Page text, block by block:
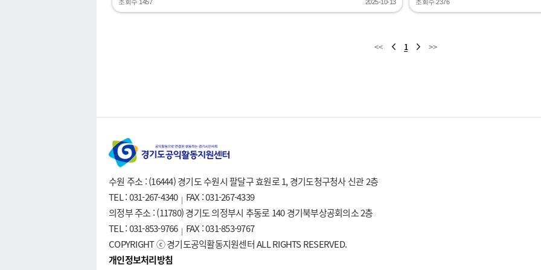
조회수 1457 2025-10-13 조회수 2376
<< 1 >>
수원 주소 : (16444) 경기도 수원시 팔달구 효원로 1, 경기도청구청사 신관 2층
TEL : 031-267-4340 | FAX : 031-267-4339
의정부 주소 : (11780) 경기도 의정부시 추동로 140 경기북부상공회의소 2층
TEL : 031-853-9766 | FAX : 031-853-9767
COPYRIGHT ⓒ 경기도공익활동지원센터 ALL RIGHTS RESERVED.
개인정보처리방침